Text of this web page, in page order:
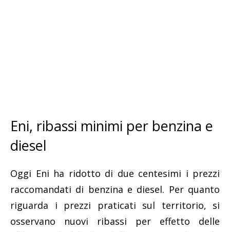
Eni, ribassi minimi per benzina e
diesel
Oggi Eni ha ridotto di due centesimi i prezzi
raccomandati di benzina e diesel. Per quanto
riguarda i prezzi praticati sul territorio, si
osservano nuovi ribassi per effetto delle